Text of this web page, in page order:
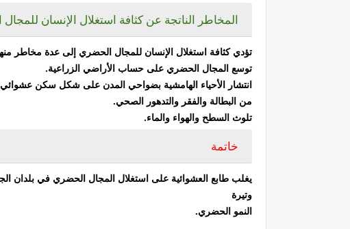
المخاطر الناتجة عن كثافة استغلال الإنسان
تؤدي كثافة استغلال الإنسان للمجال الحضري إلى عدة مخاطر
توسع المجال الحضري على حساب الأراضي الزراعية.
انتشار الأحياء الهامشية بضواحي المدن على شكل سكن عشوائي
من البطالة والفقر والتدهور الصحي.
تلوث السطح والهواء والماء.
خاتمة
يغلب طابع العشوائية على استغلال المجال الحضري في بلدان
وتيرة
النمو الحضري.